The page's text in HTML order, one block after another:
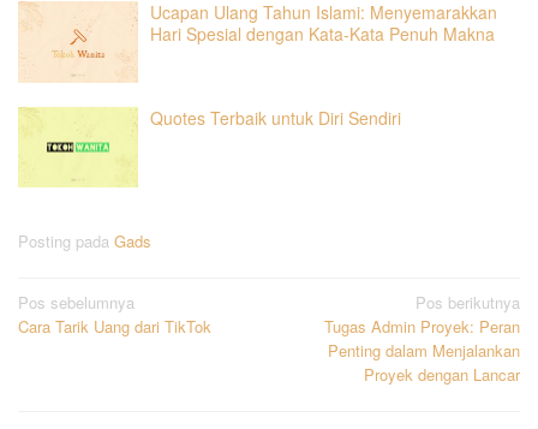
Ucapan Ulang Tahun Islami: Menyemarakkan
Hari Spesial dengan Kata-Kata Penuh Makna
Quotes Terbaik untuk Diri Sendiri
Posting pada Gads
Navigasi
pos
Pos sebelumnya
Cara Tarik Uang dari TikTok
Pos berikutnya
Tugas Admin Proyek: Peran
Penting dalam Menjalankan
Proyek dengan Lancar